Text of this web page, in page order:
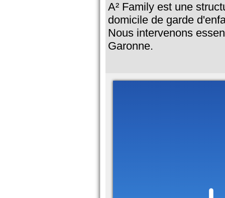
A² Family est une
domicile de garde
Nous intervenons
Garonne.